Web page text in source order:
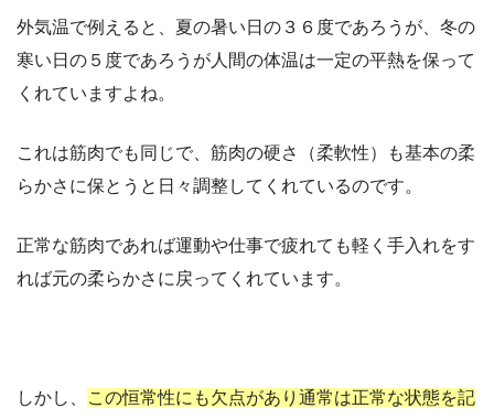
外気温で例えると、夏の暑い日の３６度であろうが、冬の
寒い日の５度であろうが人間の体温は一定の平熱を保って
くれていますよね。
これは筋肉でも同じで、筋肉の硬さ（柔軟性）も基本の柔
らかさに保とうと日々調整してくれているのです。
正常な筋肉であれば運動や仕事で疲れても軽く手入れをす
れば元の柔らかさに戻ってくれています。
しかし、
この恒常性にも欠点があり通常は正常な状態を記